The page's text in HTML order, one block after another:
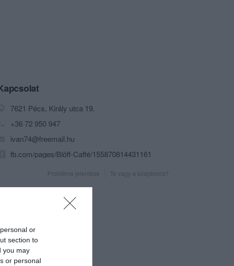
or
section to
you may
or personal
7621 Pécs, Király utca 19.
+36 72 950 947
ivan74@freemail.hu
fb.com/pages/Blöff-Caffé/155870814431161
Probléma jelentése Te vagy a tulajdonos?